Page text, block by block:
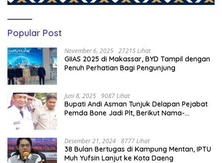
Popular Post
November 6, 2025 27215 Lihat
GIIAS 2025 di Makassar, BYD Tampil dengan
Penuh Perhatian Bagi Pengunjung
Juni 8, 2025 9087 Lihat
Bupati Andi Asman Tunjuk Delapan Pejabat
Pemda Bone Jadi Plt, Berikut Nama-
Desember 21, 2024 8777 Lihat
38 Bulan Bertugas di Kampung Mentan, IPTU
Muh Yufsin Lanjut ke Kota Daeng